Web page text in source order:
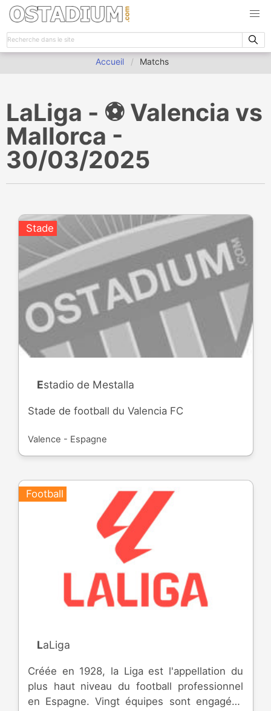
Accueil Matchs
LaLiga - ⚽️ Valencia vs
Mallorca -
30/03/2025
Stade
Estadio de Mestalla
Stade de football du Valencia FC
Valence - Espagne
Football
LaLiga
Créée en 1928, la Liga est l'appellation du
plus haut niveau du football professionnel
en Espagne. Vingt équipes sont engagées